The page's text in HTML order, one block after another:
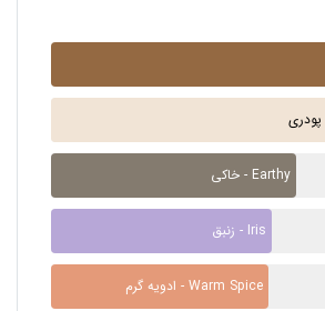
خاکی - Earthy
زنبق - Iris
ادویه گرم - Warm Spice